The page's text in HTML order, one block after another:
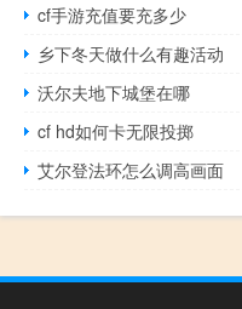
cf手游充值要充多少
乡下冬天做什么有趣活动
沃尔夫地下城堡在哪
cf hd如何卡无限投掷
艾尔登法环怎么调高画面